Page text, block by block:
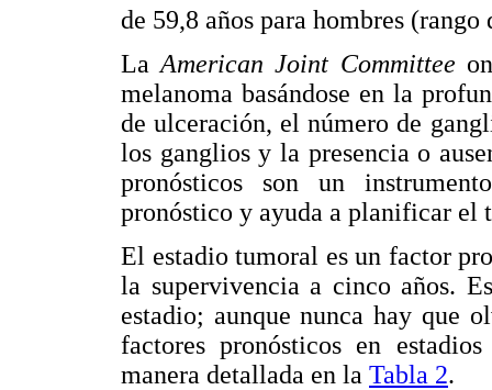
de 59,8 años para hombres (rango
LaAmerican Joint Committee
melanoma basándose en la
de ulceración, el número de
los ganglios y la presencia o
pronósticos son un
pronóstico y ayuda a planificar el
El estadio tumoral es un factor
la supervivencia a cinco años.
estadio; aunque nunca hay que
factores pronósticos en
manera detallada en la Tabla 2.